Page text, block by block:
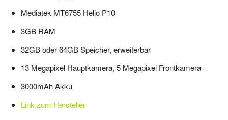
Mediatek MT6755 Helio P10
3GB RAM
32GB oder 64GB Speicher, erweiterbar
13 Megapixel Hauptkamera, 5 Megapixel Frontkamera
3000mAh Akku
Link zum Hersteller